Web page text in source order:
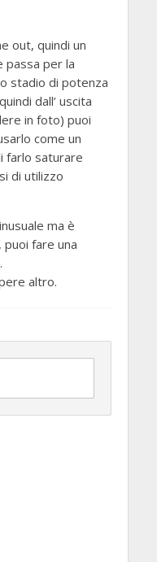
out, quindi un
passa per la
stadio di potenza
dall’ uscita
in foto) puoi
come un
farlo saturare
di utilizzo
ma è
fare una
altro.